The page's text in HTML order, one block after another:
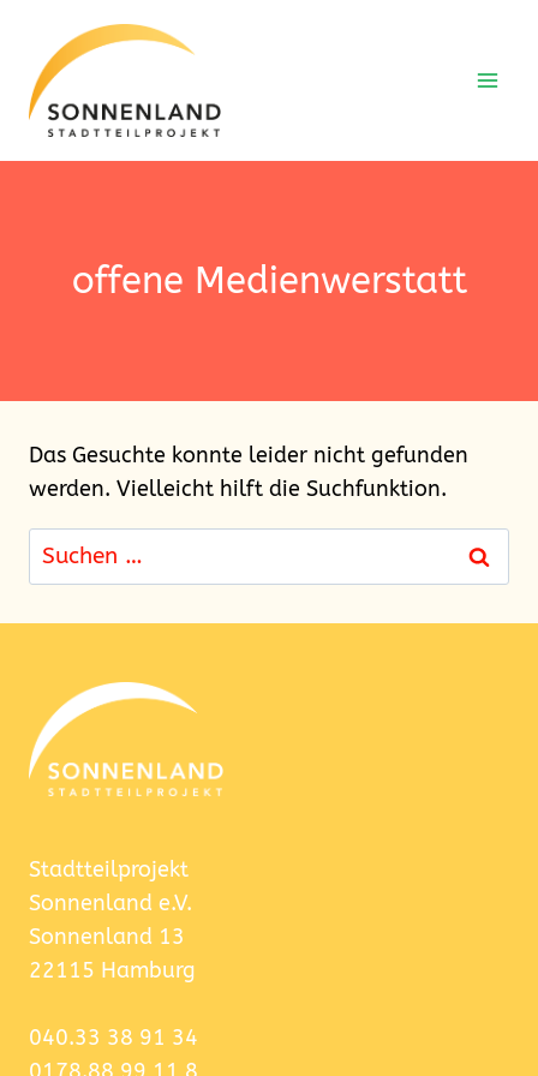
Inhalt
springen
offene Medienwerstatt
Das Gesuchte konnte leider nicht gefunden
werden. Vielleicht hilft die Suchfunktion.
Suchen
nach:
Stadtteilprojekt
Sonnenland e.V.
Sonnenland 13
22115 Hamburg
040.33 38 91 34